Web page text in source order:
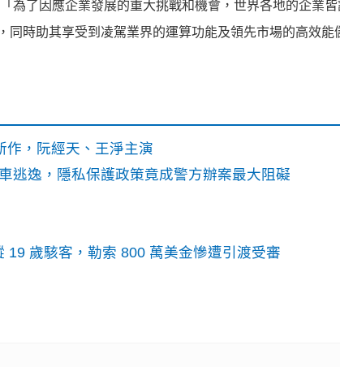
為了因應企業發展的重大挑戰和機會，世界各地的企業
時助其享受到凌駕業界的運算功能及領先市場的高效能
作，阮經天、王淨主演
逃逸，隱私保護政策竟成警方辦案最大阻礙
歲駭客，勒索 800 萬美金慘遭引渡受審